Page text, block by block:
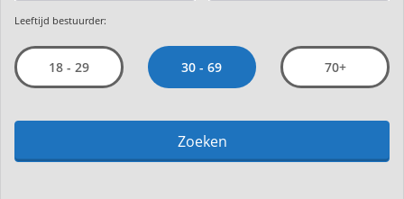
Leeftijd bestuurder:
18 - 29 30 - 69 70+
Zoeken